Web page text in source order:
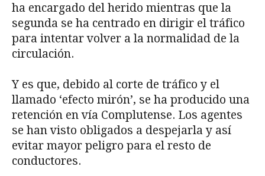
ha encargado del herido mientras que la
segunda se ha centrado en dirigir el tráfico
para intentar volver a la normalidad de la
circulación.
Y es que, debido al corte de tráfico y el
llamado ‘efecto mirón’, se ha producido una
retención en vía Complutense. Los agentes
se han visto obligados a despejarla y así
evitar mayor peligro para el resto de
conductores.